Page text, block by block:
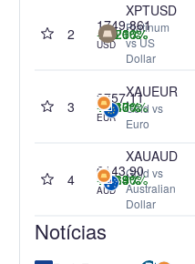
2
XPTUSD
Platinum
vs US
Dollar
1749.861
USD
+1.20%
+7.71%
+10.00%
+31.66%
3
XAUEUR
Gold vs
Euro
3757.11
EUR
+1.83%
+6.46%
+4.10%
+28.70%
4
XAUAUD
Gold vs
Australian
Dollar
6143.90
AUD
+1.64%
+6.13%
+3.39%
+17.90%
Notícias